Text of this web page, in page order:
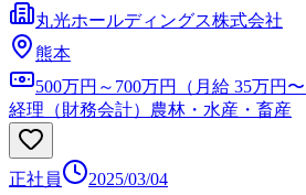
丸光ホールディングス株式会社
熊本
500万円～700万円（月給 35万円〜
経理（財務会計） 農林・水産・畜産
正社員 2025/03/04